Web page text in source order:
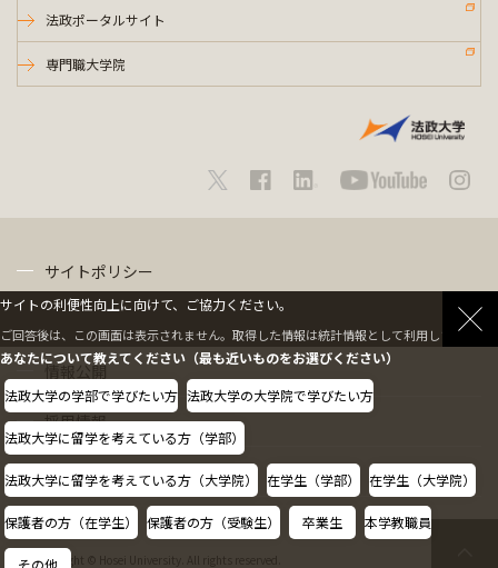
法政ポータルサイト
専門職大学院
サイトポリシー
情報公開
採用情報
教職員の方へ
Copyright © Hosei University. All rights reserved.
サイトの利便性向上に向けて、ご協力ください。
ご回答後は、この画面は表示されません。取得した情報は統計情報として利用します。
あなたについて教えてください（最も近いものをお選びください）
法政大学の学部で学びたい方 法政大学の大学院で学びたい方
法政大学に留学を考えている方（学部）
法政大学に留学を考えている方（大学院） 在学生（学部） 在学生（大学院）
保護者の方（在学生） 保護者の方（受験生） 卒業生 本学教職員
その他